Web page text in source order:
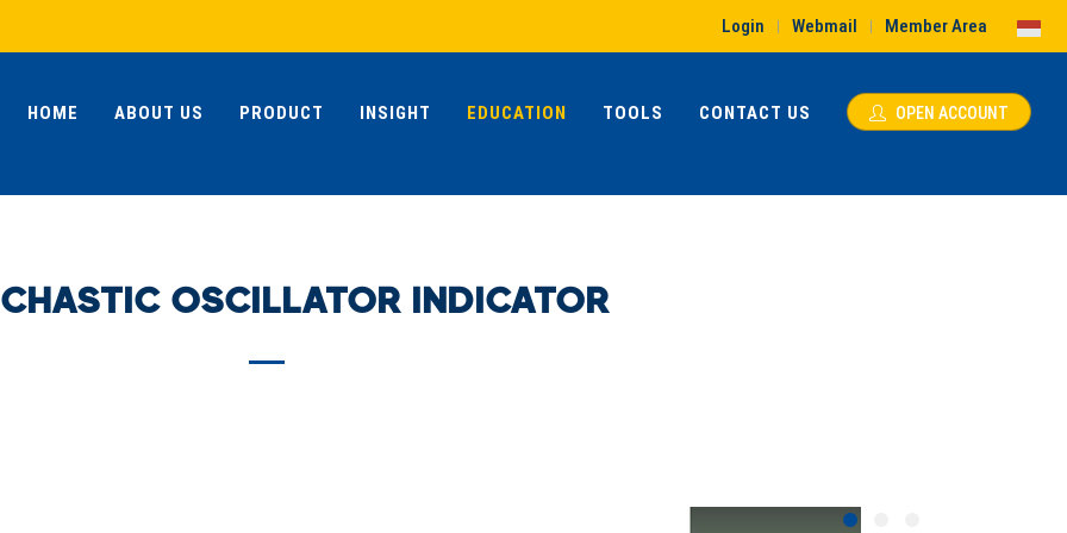
Login | Webmail | Member Area
HOME ABOUT US PRODUCT INSIGHT EDUCATION TOOLS CONTACT US OPEN ACCOUNT
OSCILLATOR INDICATOR